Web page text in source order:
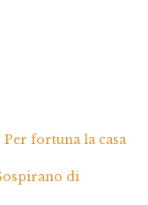
Per fortuna la casa
di